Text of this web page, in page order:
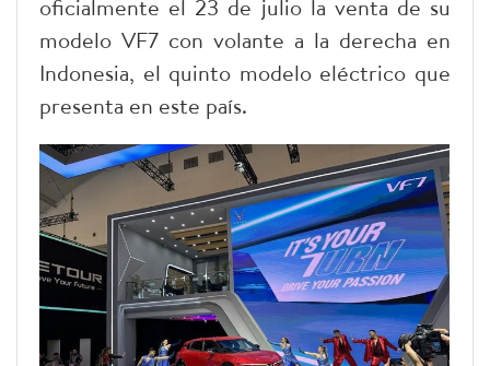
oficialmente el 23 de julio la venta de su
modelo VF7 con volante a la derecha en
Indonesia, el quinto modelo eléctrico que
presenta en este país.